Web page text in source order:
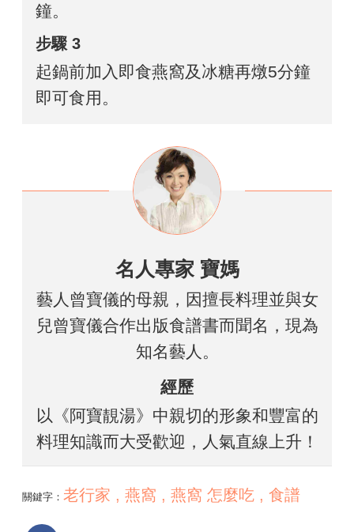
鐘。
步驟 3
起鍋前加入即食燕窩及冰糖再燉5分鐘
即可食用。
名人專家 寶媽
藝人曾寶儀的母親，因擅長料理並與女
兒曾寶儀合作出版食譜書而聞名，現為
知名藝人。
經歷
以《阿寶靚湯》中親切的形象和豐富的
料理知識而大受歡迎，人氣直線上升！
關鍵字： 老行家 , 燕窩 , 燕窩 怎麼吃 , 食譜